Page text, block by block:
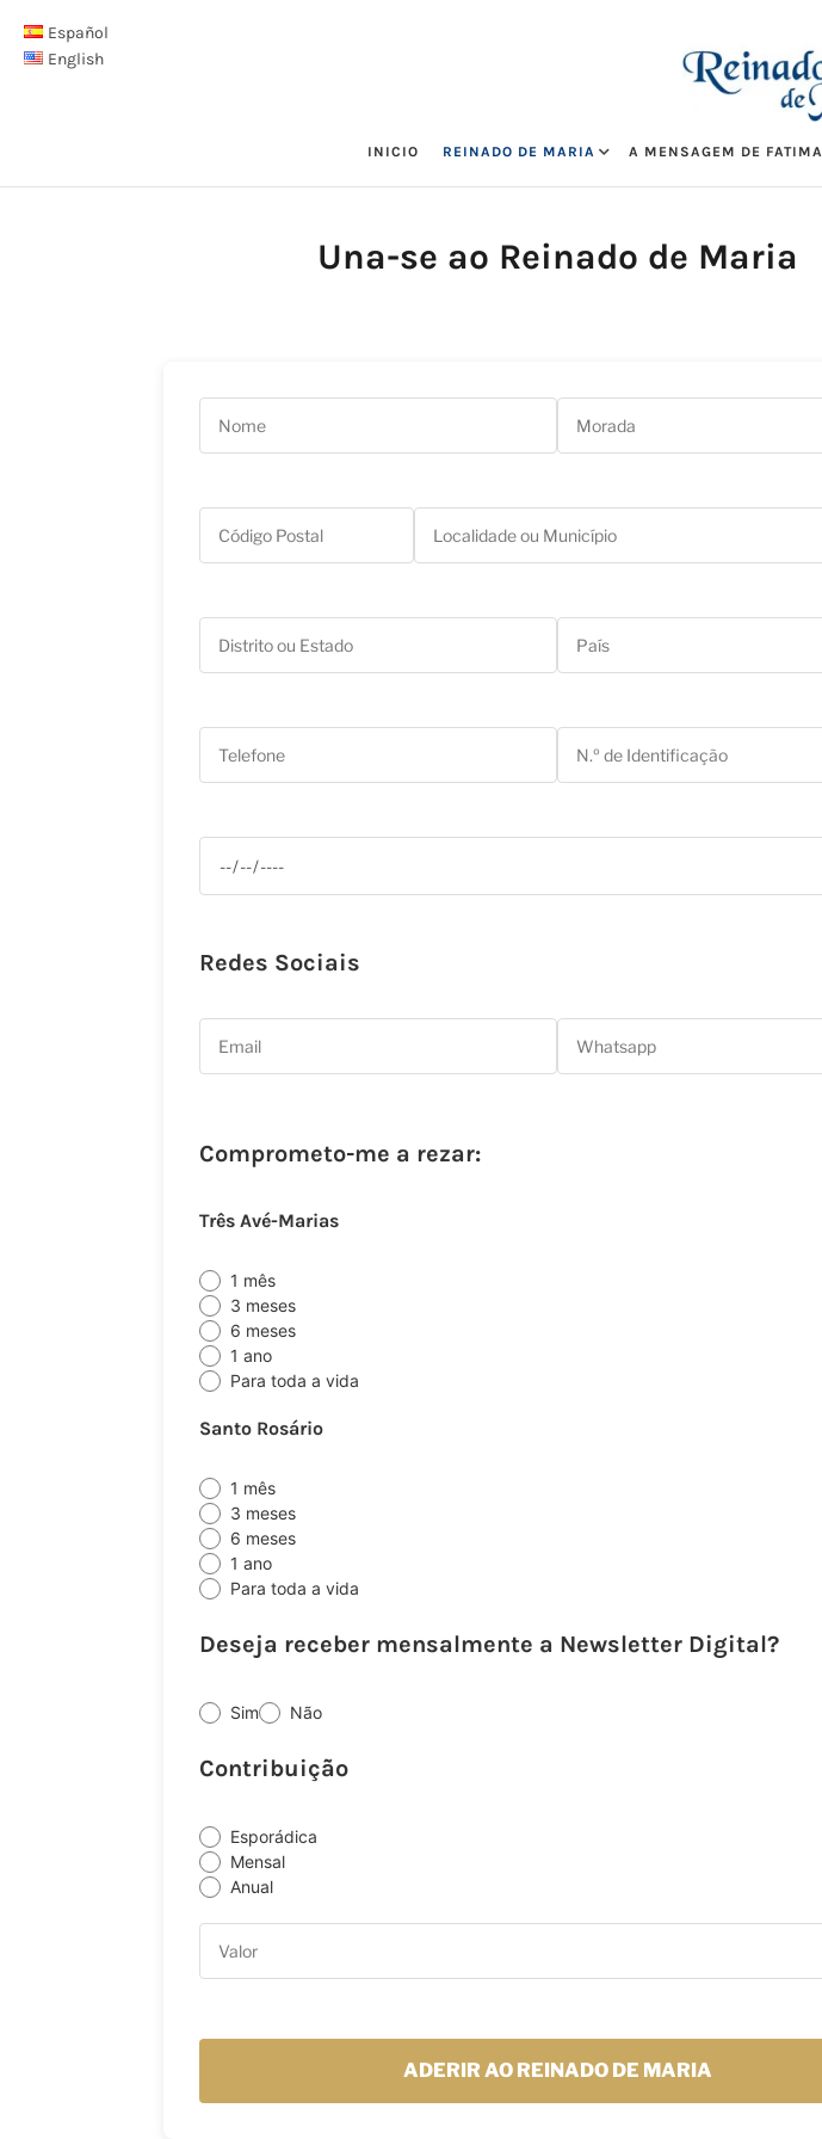
Español
English
INICIO REINADO DE MARIA A MENSAGEM DE FATIMA
Una-se ao Reinado de Maria
Redes Sociais
Comprometo-me a rezar:
Três Avé-Marias
1 mês
3 meses
6 meses
1 ano
Para toda a vida
Santo Rosário
1 mês
3 meses
6 meses
1 ano
Para toda a vida
Deseja receber mensalmente a Newsletter Digital?
Sim Não
Contribuição
Esporádica
Mensal
Anual
ADERIR AO REINADO DE MARIA